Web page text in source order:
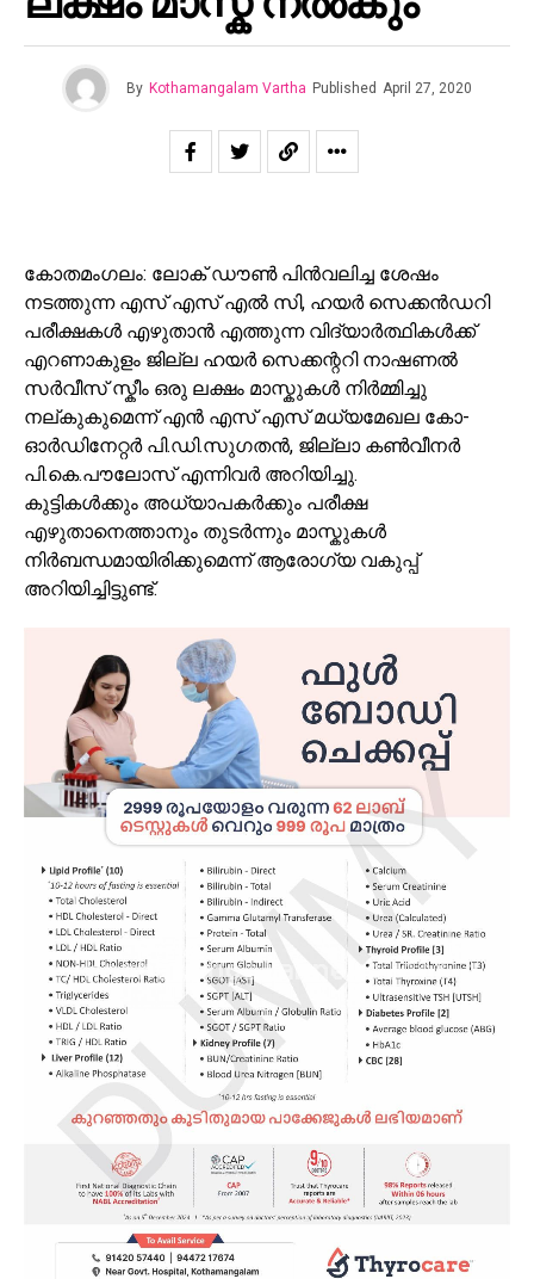
By Kothamangalam Vartha Published April 27, 2020
കോതമംഗലം: ലോക് ഡൗൺ പിൻവലിച്ച ശേഷം
നടത്തുന്ന എസ് എസ് എൽ സി, ഹയർ സെക്കൻഡറി
പരീക്ഷകൾ എഴുതാൻ എത്തുന്ന വിദ്യാർത്ഥികൾക്ക്
എറണാകുളം ജില്ല ഹയർ സെക്കന്ററി നാഷണൽ
സർവീസ് സ്കീം ഒരു ലക്ഷം മാസ്കുകൾ നിർമ്മിച്ചു
നല്കുകുമെന്ന് എൻ എസ് എസ് മധ്യമേഖല കോ-
ഓർഡിനേറ്റർ പി.ഡി.സുഗതൻ, ജില്ലാ കൺവീനർ
പി.കെ.പൗലോസ് എന്നിവർ അറിയിച്ചു.
കുട്ടികൾക്കും അധ്യാപകർക്കും പരീക്ഷ
എഴുതാനെത്താനും തുടർന്നും മാസ്കുകൾ
നിർബന്ധമായിരിക്കുമെന്ന് ആരോഗ്യ വകുപ്പ്
അറിയിച്ചിട്ടുണ്ട്.